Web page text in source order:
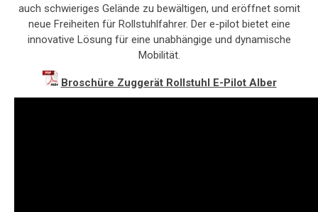
auch schwieriges Gelände zu bewältigen, und eröffnet somit
neue Freiheiten für Rollstuhlfahrer. Der e-pilot bietet eine
innovative Lösung für eine unabhängige und dynamische
Mobilität.
Broschüre Zuggerät Rollstuhl E-Pilot Alber